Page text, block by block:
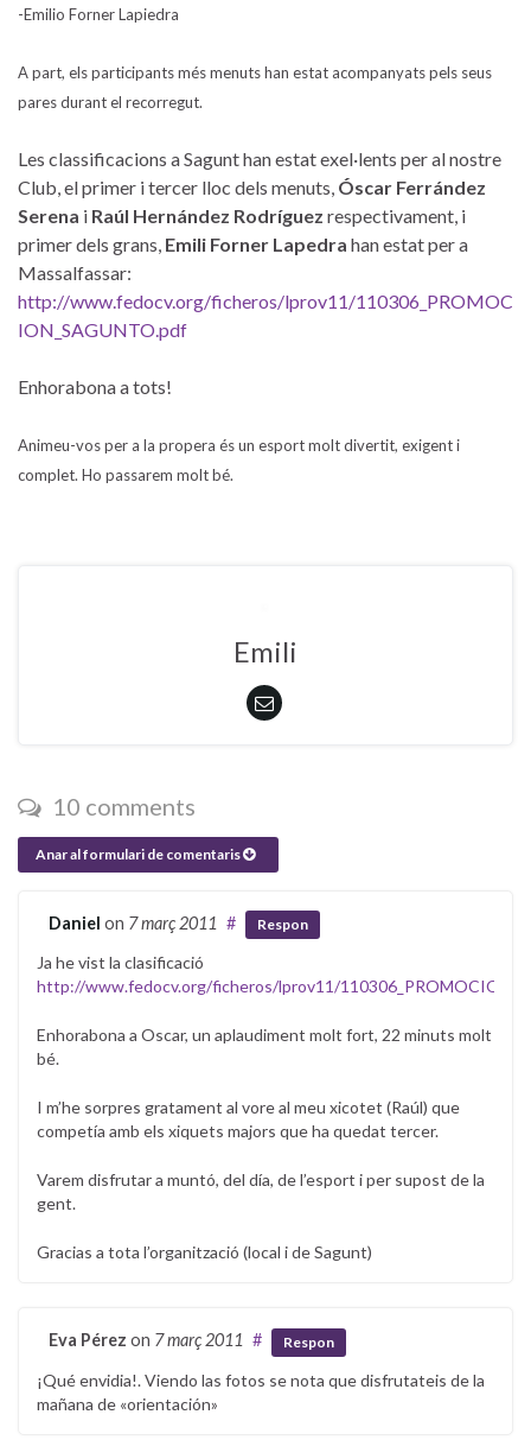
-Emilio Forner Lapiedra
A part, els participants més menuts han estat acompanyats pels seus
pares durant el recorregut.
Les classificacions a Sagunt han estat exel·lents per al nostre
Club, el primer i tercer lloc dels menuts, Óscar Ferrández
Serena i Raúl Hernández Rodríguez respectivament, i
primer dels grans, Emili Forner Lapedra han estat per a
Massalfassar:
http://www.fedocv.org/ficheros/lprov11/110306_PROMOC
ION_SAGUNTO.pdf
Enhorabona a tots!
Animeu-vos per a la propera és un esport molt divertit, exigent i
complet. Ho passarem molt bé.
Emili
10 comments
Anar al formulari de comentaris
Daniel on 7 març 2011 # Respon
Ja he vist la clasificació
http://www.fedocv.org/ficheros/lprov11/
Enhorabona a Oscar, un aplaudiment molt fort, 22 minuts molt
bé.
I m’he sorpres gratament al vore al meu xicotet (Raúl) que
competía amb els xiquets majors que ha quedat tercer.
Varem disfrutar a muntó, del día, de l’esport i per supost de la
gent.
Gracias a tota l’organització (local i de Sagunt)
Eva Pérez on 7 març 2011 # Respon
¡Qué envidia!. Viendo las fotos se nota que disfrutateis de la
mañana de «orientación»